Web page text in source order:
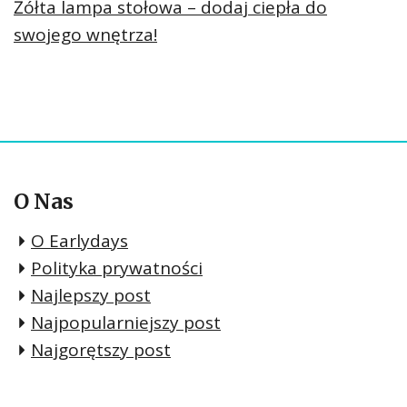
Żółta lampa stołowa – dodaj ciepła do
swojego wnętrza!
O Nas
O Earlydays
Polityka prywatności
Najlepszy post
Najpopularniejszy post
Najgorętszy post